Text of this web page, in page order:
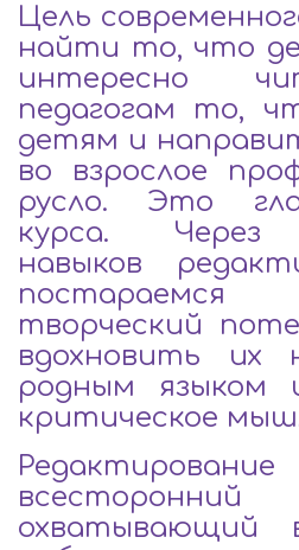
Цель
найти то, что
интересно
педагогам то,
детям и
во взрослое
русло. Это
курса. Через
навыков
творческий
вдохновить их
родным языком
критическое
охватывающий